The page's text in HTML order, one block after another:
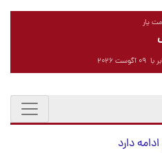
یار
دارد